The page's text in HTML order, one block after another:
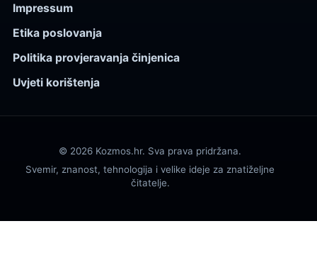
Impressum
Etika poslovanja
Politika provjeravanja činjenica
Uvjeti korištenja
© 2026 Kozmos.hr. Sva prava pridržana.
Svemir, znanost, tehnologija i velike ideje za znatiželjne
čitatelje.